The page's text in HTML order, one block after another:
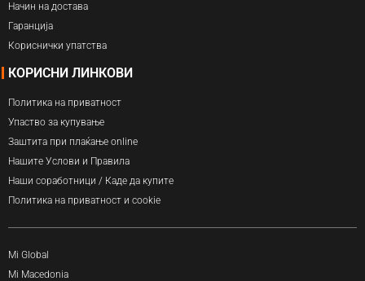
Начин на достава
Гаранција
Кориснички упатства
КОРИСНИ ЛИНКОВИ
Политика на приватност
Упаство за купување
Заштита при плаќање online
Нашите Услови и Правила
Наши соработници / Каде да купите
Политика на приватност и cookie
Mi Global
Mi Macedonia